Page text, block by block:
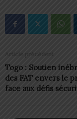
Article précédent
Togo : Soutien
des FAT envers le
face aux défis